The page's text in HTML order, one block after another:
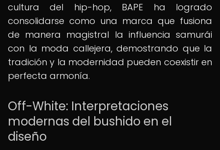
cultura del hip-hop, BAPE ha logrado
consolidarse como una marca que fusiona
de manera magistral la influencia samurái
con la moda callejera, demostrando que la
tradición y la modernidad pueden coexistir en
perfecta armonía.
Off-White: Interpretaciones
modernas del bushido en el
diseño